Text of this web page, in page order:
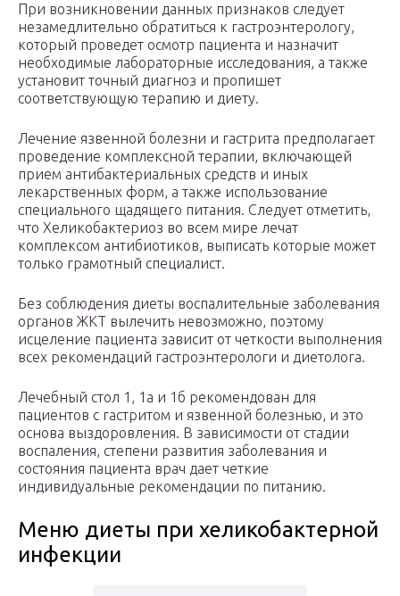
При возникновении данных признаков следует
незамедлительно обратиться к гастроэнтерологу,
который проведет осмотр пациента и назначит
необходимые лабораторные исследования, а также
установит точный диагноз и пропишет
соответствующую терапию и диету.
Лечение язвенной болезни и гастрита предполагает
проведение комплексной терапии, включающей
прием антибактериальных средств и иных
лекарственных форм, а также использование
специального щадящего питания. Следует отметить,
что Хеликобактериоз во всем мире лечат
комплексом антибиотиков, выписать которые может
только грамотный специалист.
Без соблюдения диеты воспалительные заболевания
органов ЖКТ вылечить невозможно, поэтому
исцеление пациента зависит от четкости выполнения
всех рекомендаций гастроэнтерологи и диетолога.
Лечебный стол 1, 1а и 1б рекомендован для
пациентов с гастритом и язвенной болезнью, и это
основа выздоровления. В зависимости от стадии
воспаления, степени развития заболевания и
состояния пациента врач дает четкие
индивидуальные рекомендации по питанию.
Меню диеты при хеликобактерной
инфекции